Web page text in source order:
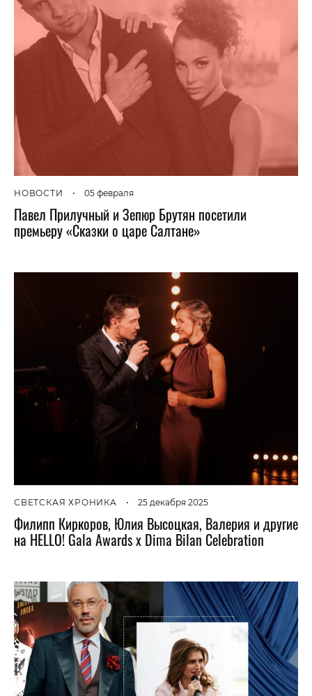
НОВОСТИ • 05 февраля
Павел Прилучный и Зепюр Брутян посетили
премьеру «Сказки о царе Салтане»
СВЕТСКАЯ ХРОНИКА • 25 декабря 2025
Филипп Киркоров, Юлия Высоцкая, Валерия и другие
на HELLO! Gala Awards х Dima Bilan Celebration